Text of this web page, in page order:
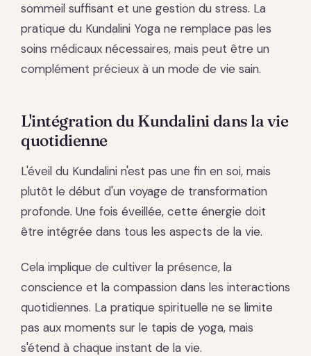
sommeil suffisant et une gestion du stress. La
pratique du Kundalini Yoga ne remplace pas les
soins médicaux nécessaires, mais peut être un
complément précieux à un mode de vie sain.
L'intégration du Kundalini dans la vie
quotidienne
L'éveil du Kundalini n'est pas une fin en soi, mais
plutôt le début d'un voyage de transformation
profonde. Une fois éveillée, cette énergie doit
être intégrée dans tous les aspects de la vie.
Cela implique de cultiver la présence, la
conscience et la compassion dans les interactions
quotidiennes. La pratique spirituelle ne se limite
pas aux moments sur le tapis de yoga, mais
s'étend à chaque instant de la vie.